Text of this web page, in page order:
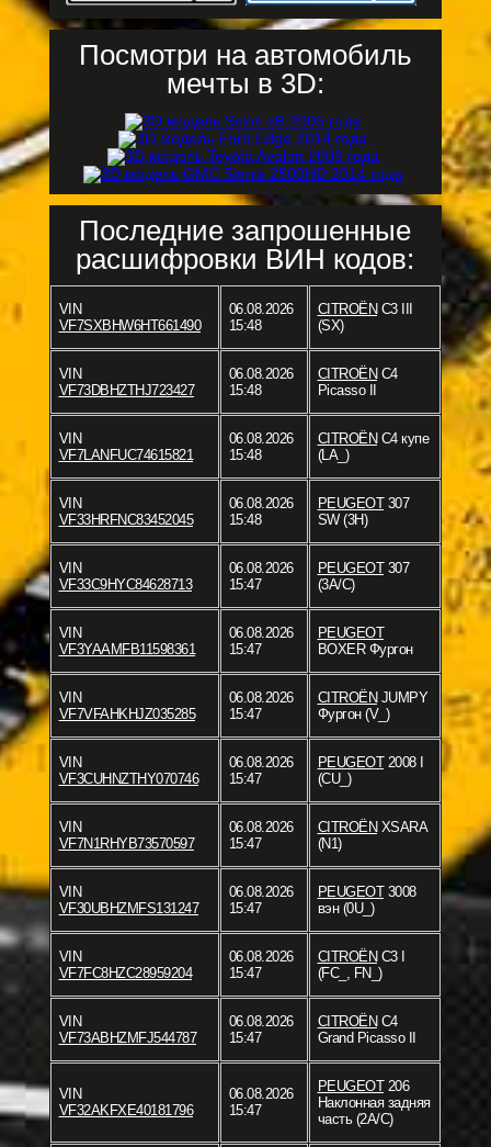
Посмотри на автомобиль
мечты в 3D:
Последние запрошенные
расшифровки ВИН кодов:
VIN
VF7SXBHW6HT661490
06.08.2026
15:48
CITROËN C3 III
(SX)
VIN
VF73DBHZTHJ723427
06.08.2026
15:48
CITROËN C4
Picasso II
VIN
VF7LANFUC74615821
06.08.2026
15:48
CITROËN C4 купе
(LA_)
VIN
VF33HRFNC83452045
06.08.2026
15:48
PEUGEOT307
SW (3H)
VIN
VF33C9HYC84628713
06.08.2026
15:47
PEUGEOT307
(3A/C)
VIN
VF3YAAMFB11598361
06.08.2026
15:47
PEUGEOT
BOXER Фургон
VIN
VF7VFAHKHJZ035285
06.08.2026
15:47
CITROËN JUMPY
Фургон (V_)
VIN
VF3CUHNZTHY070746
06.08.2026
15:47
PEUGEOT2008 I
(CU_)
VIN
VF7N1RHYB73570597
06.08.2026
15:47
CITROËN XSARA
(N1)
VIN
VF30UBHZMFS131247
06.08.2026
15:47
PEUGEOT3008
вэн (0U_)
VIN
VF7FC8HZC28959204
06.08.2026
15:47
CITROËN C3 I
(FC_, FN_)
VIN
VF73ABHZMFJ544787
06.08.2026
15:47
CITROËN C4
Grand Picasso II
VIN
VF32AKFXE40181796
06.08.2026
15:47
PEUGEOT206
Наклонная задняя
часть (2A/C)